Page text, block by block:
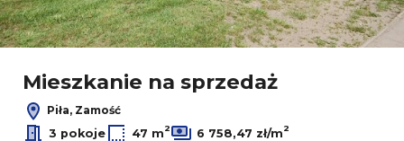
Mieszkanie na sprzedaż
Piła, Zamość
3 pokoje
47 m2 6 758,47 zł/m2